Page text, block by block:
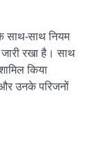
साथ-साथ नियम
रखा है। साथ
किया
उनके परिजनों